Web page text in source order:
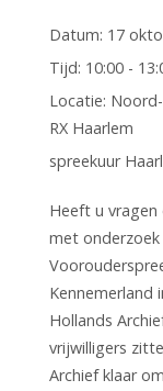
Datum: 17
Tijd: 10:00 -
Locatie:
RX Haarlem
spreekuur
Heeft u
met
Kennemerland
Hollands
vrijwilligers
Archief klaar